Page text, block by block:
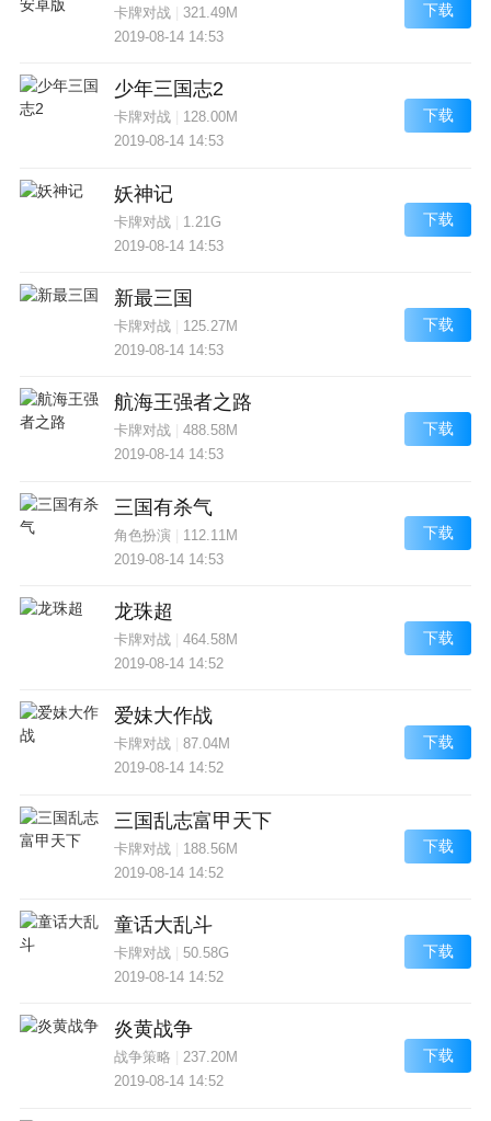
卡牌对战| 321.49M
2019-08-14 14:53
下载
少年三国志2
卡牌对战| 128.00M
2019-08-14 14:53
下载
妖神记
卡牌对战| 1.21G
2019-08-14 14:53
下载
新最三国
卡牌对战| 125.27M
2019-08-14 14:53
下载
航海王强者之路
卡牌对战| 488.58M
2019-08-14 14:53
下载
三国有杀气
角色扮演| 112.11M
2019-08-14 14:53
下载
龙珠超
卡牌对战| 464.58M
2019-08-14 14:52
下载
爱妹大作战
卡牌对战| 87.04M
2019-08-14 14:52
下载
三国乱志富甲天下
卡牌对战| 188.56M
2019-08-14 14:52
下载
童话大乱斗
卡牌对战| 50.58G
2019-08-14 14:52
下载
炎黄战争
战争策略
237.20M
2019-08-14 14:52
下载